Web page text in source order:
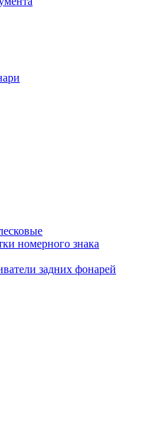
номерного знака
задних фонарей